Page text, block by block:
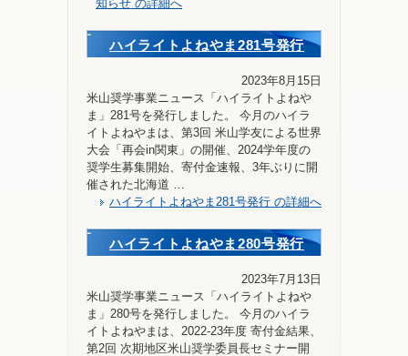
知らせ の詳細へ
ハイライトよねやま281号発行
2023年8月15日
米山奨学事業ニュース「ハイライトよねや
ま」281号を発行しました。 今月のハイラ
イトよねやまは、第3回 米山学友による世界
大会「再会in関東」の開催、2024学年度の
奨学生募集開始、寄付金速報、3年ぶりに開
催された北海道 …
ハイライトよねやま281号発行 の詳細へ
ハイライトよねやま280号発行
2023年7月13日
米山奨学事業ニュース「ハイライトよねや
ま」280号を発行しました。 今月のハイラ
イトよねやまは、2022-23年度 寄付⾦結果、
第2回 次期地区米山奨学委員長セミナー開